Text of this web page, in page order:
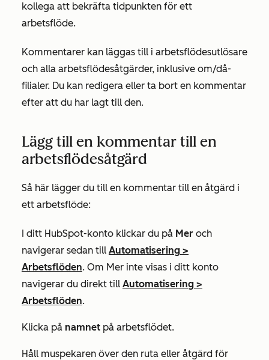
kollega att bekräfta tidpunkten för ett
arbetsflöde.
Kommentarer kan läggas till i arbetsflödesutlösare
och alla arbetsflödesåtgärder, inklusive om/då-
filialer. Du kan redigera eller ta bort en kommentar
efter att du har lagt till den.
Lägg till en kommentar till en
arbetsflödesåtgärd
Så här lägger du till en kommentar till en åtgärd i
ett arbetsflöde:
I ditt HubSpot-konto klickar du på Mer och
navigerar sedan till Automatisering >
Arbetsflöden. Om Mer inte visas i ditt konto
navigerar du direkt till Automatisering >
Arbetsflöden.
Klicka på namnet på arbetsflödet.
Håll muspekaren över den ruta eller åtgärd för